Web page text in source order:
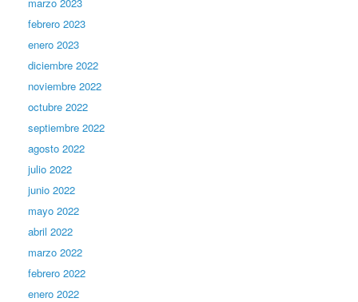
febrero 2023
enero 2023
diciembre 2022
noviembre 2022
octubre 2022
septiembre 2022
agosto 2022
julio 2022
junio 2022
mayo 2022
abril 2022
marzo 2022
febrero 2022
enero 2022